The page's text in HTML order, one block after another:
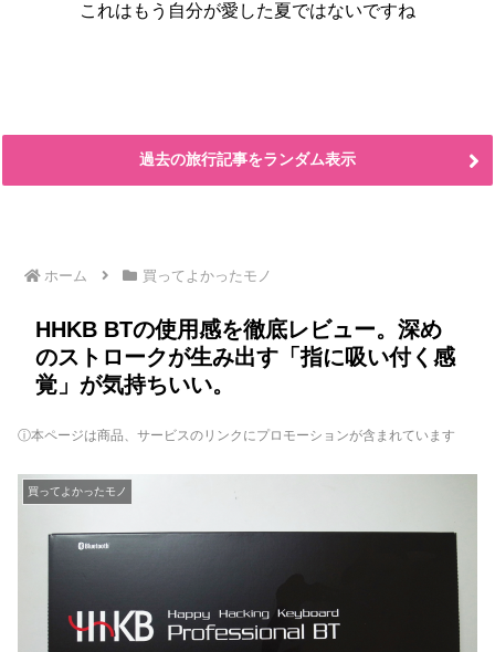
これはもう自分が愛した夏ではないですね
過去の旅行記事をランダム表示
ホーム 買ってよかったモノ
HHKB BTの使用感を徹底レビュー。深め
のストロークが生み出す「指に吸い付く感
覚」が気持ちいい。
ⓘ本ページは商品、サービスのリンクにプロモーションが含まれています
買ってよかったモノ